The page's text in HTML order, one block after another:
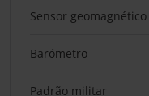
Sensor geomagnético
Barómetro
Padrão militar